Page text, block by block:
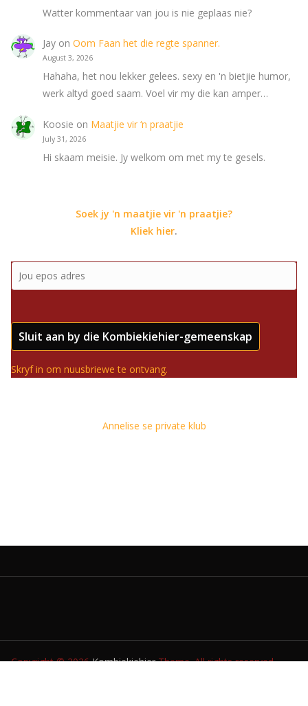
Watter kommentaar van jou is nie geplaas nie?
Jayon Oom Faan het die regte spanner.
August 3, 2026
Hahaha, het nou lekker gelees. sexy en 'n bietjie humor,
werk altyd goed saam. Voel vir my die kan amper…
Koosie on Maatjie vir ‘n praatjie
July 31, 2026
Hi skaam meisie. Jy welkom om met my te gesels.
Soek jy 'n maatjie vir 'n praatjie?
Kliek hier.
Sluit aan by die Kombiekiehier-gemeenskap
Skryf in om nuusbriewe te ontvang.
Annelise se private klub
Copyright © 2026KombiekiehierTheme. All rights reserved.